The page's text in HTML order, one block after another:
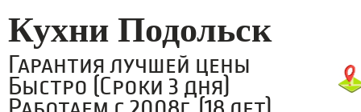
Кухни Подольск
Гарантия лучшей цены
Быстро (Сроки 3 дня)